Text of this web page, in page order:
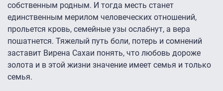
собственным родным. И тогда месть станет
единственным мерилом человеческих отношений,
прольется кровь, семейные узы ослабнут, а вера
пошатнется. Тяжелый путь боли, потерь и сомнений
заставит Вирена Сахаи понять, что любовь дороже
золота и в этой жизни значение имеет семья и только
семья.